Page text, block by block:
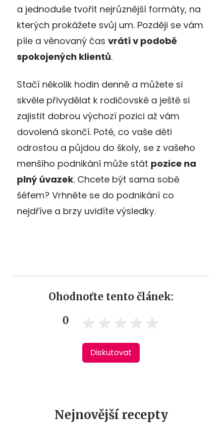
a jednoduše tvořit nejrůznější formáty, na
kterých prokážete svůj um. Později se vám
píle a věnovaný čas vrátí v podobě
spokojených klientů.
Stačí několik hodin denně a můžete si
skvěle přivydělat k rodičovské a ještě si
zajistit dobrou výchozí pozici až vám
dovolená skončí. Poté, co vaše děti
odrostou a půjdou do školy, se z vašeho
menšího podnikání může stát pozice na
plný úvazek. Chcete být sama sobě
šéfem? Vrhněte se do podnikání co
nejdříve a brzy uvidíte výsledky.
Ohodnoťte tento článek:
0
Diskutovat
Nejnovější recepty